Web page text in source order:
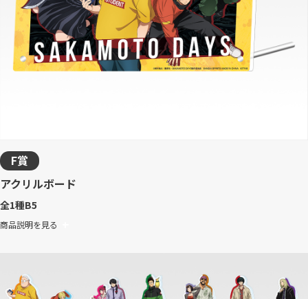
F賞
アクリルボード
全1種B5
商品説明を見る